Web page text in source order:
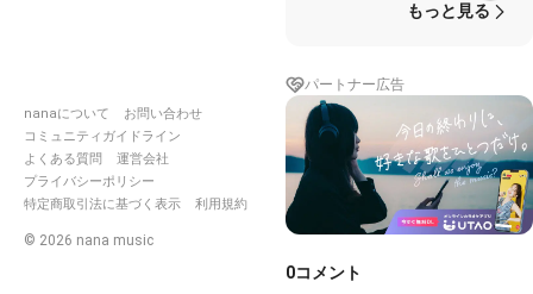
nanaについて
お問い合わせ
コミュニティガイドライン
よくある質問
運営会社
プライバシーポリシー
特定商取引法に基づく表示
利用規約
© 2026 nana music
もっと見る
パートナー広告
0コメント